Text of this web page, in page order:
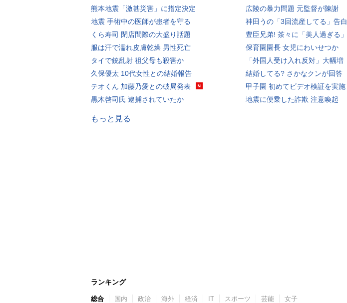
熊本地震「激甚災害」に指定決定
地震 手術中の医師が患者を守る
くら寿司 閉店間際の大盛り話題
服は汗で濡れ皮膚乾燥 男性死亡
タイで銃乱射 祖父母も殺害か
久保優太 10代女性との結婚報告
テオくん 加藤乃愛との破局発表
黒木啓司氏 逮捕されていたか
広陵の暴力問題 元監督が陳謝
神田うの「3回流産してる」告白
豊臣兄弟! 茶々に「美人過ぎる」
保育園園長 女児にわいせつか
「外国人受け入れ反対」大幅増
結婚してる? さかなクンが回答
甲子園 初めてビデオ検証を実施
地震に便乗した詐欺 注意喚起
もっと見る
ランキング
総合 国内 政治 海外 経済 IT スポーツ 芸能 女子